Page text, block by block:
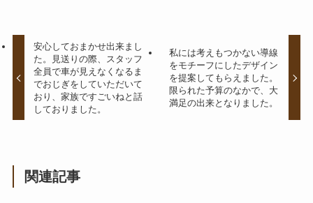
安心しておまかせ出来まし
た。見送りの際、スタッフ
全員で車が見えなくなるま
でおじぎをしていただいて
おり、家族ですごいねと話
しておりました。
私には考えもつかない導線
をモチーフにしたデザイン
を提案してもらえました。
限られた予算のなかで、大
満足の出来となりました。
関連記事